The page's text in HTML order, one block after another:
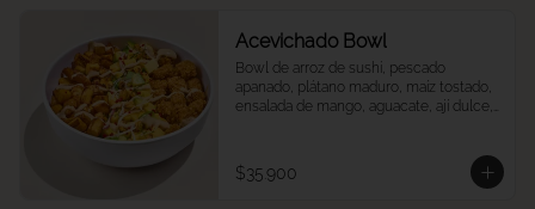
Acevichado Bowl
Bowl de arroz de sushi, pescado
apanado, plátano maduro, maíz tostado,
ensalada de mango, aguacate, ají dulce,
$35.900